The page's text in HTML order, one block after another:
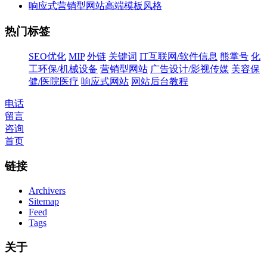
响应式营销型网站高端模板风格
热门标签
SEO优化 MIP 外链 关键词 IT互联网/软件信息 熊掌号 化
工环保/机械设备 营销型网站 广告设计/影视传媒 美容保
健/医院医疗 响应式网站 网站后台教程
电话
留言
咨询
首页
链接
Archivers
Sitemap
Feed
Tags
关于